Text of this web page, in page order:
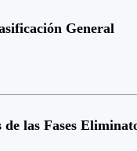
General
de las Fases